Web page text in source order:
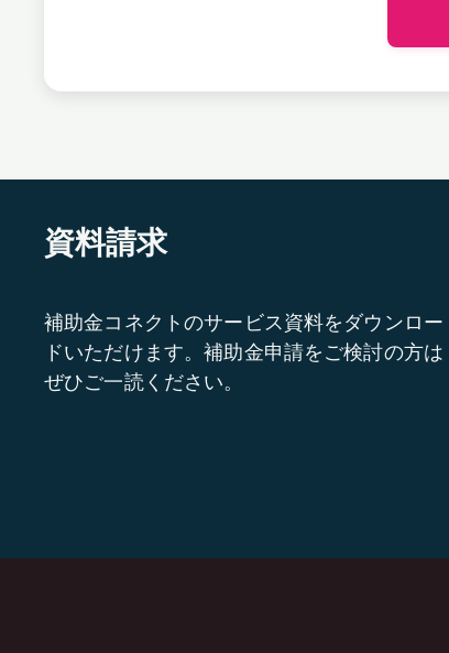
資料請求
補助金コネクトのサービス資料をダウンロー
ドいただけます。補助金申請をご検討の方は
ぜひご一読ください。